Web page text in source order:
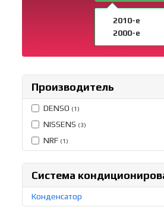
2010-е
2000-е
Производитель
DENSO (1)
NISSENS (3)
NRF (1)
Система
Конденсатор